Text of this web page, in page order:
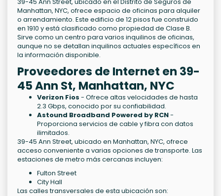
Manhattan, NYC, ofrece espacio de oficinas para alquiler
o arrendamiento. Este edificio de 12 pisos fue construido
en 1910 y está clasificado como propiedad de Clase B.
Sirve como un centro para varios inquilinos de oficinas,
aunque no se detallan inquilinos actuales específicos en
la información disponible.
Proveedores de Internet en 39-
45 Ann St, Manhattan, NYC
Verizon Fios - Ofrece altas velocidades de hasta
2.3 Gbps, conocido por su confiabilidad.
Astound Broadband Powered by RCN-
Proporciona servicios de cable y fibra con datos
ilimitados.
39-45 Ann Street, ubicado en Manhattan, NYC, ofrece
acceso conveniente a varias opciones de transporte. Las
estaciones de metro más cercanas incluyen:
Fulton Street
City Hall
Las calles transversales de esta ubicación son: